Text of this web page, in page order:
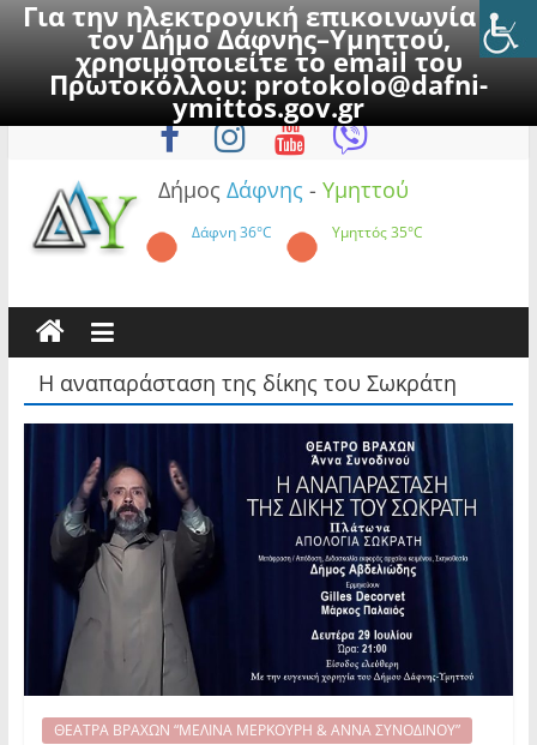
Για την ηλεκτρονική επικοινωνία με
τον Δήμο Δάφνης–Υμηττού,
χρησιμοποιείτε το email του
Πρωτοκόλλου:protokolo@dafni-
ymittos.gov.gr
to
Σάββατο, 8 Αυγούστου 2026
Δήμος Δάφνης - Υμηττού
Δάφνη36°C Υμηττός35°C
Η αναπαράσταση της δίκης του Σωκράτη
ΘΕΑΤΡΑ ΒΡΑΧΩΝ “ΜΕΛΙΝΑ ΜΕΡΚΟΥΡΗ & ΑΝΝΑ ΣΥΝΟΔΙΝΟΥ”